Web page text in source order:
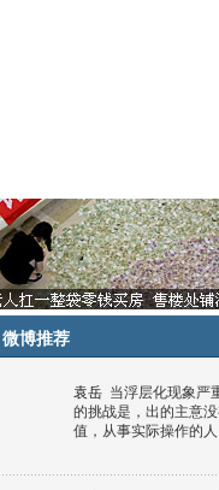
微博推荐
袁岳 当浮层化现象严
的挑战是，出的主意
值，从事实际操作的